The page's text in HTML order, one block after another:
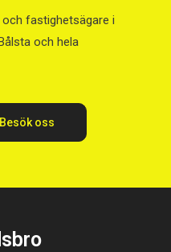
fastighetsägare i
och hela
Besök oss